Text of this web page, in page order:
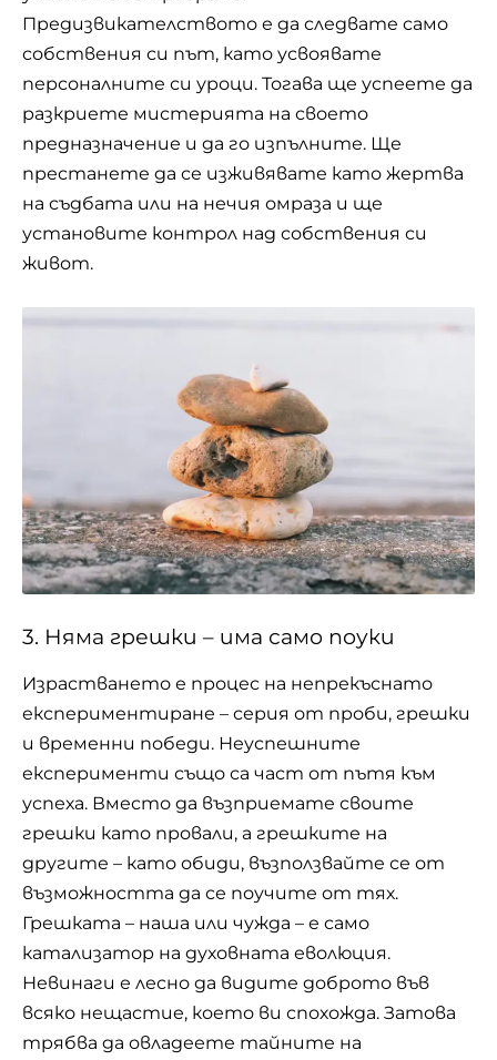
Предизвикателството е да следвате само
собствения си път, като усвоявате
персоналните си уроци. Тогава ще успеете да
разкриете мистерията на своето
предназначение и да го изпълните. Ще
престанете да се изживявате като жертва
на съдбата или на нечия омраза и ще
установите контрол над собствения си
живот.
3. Няма грешки – има само поуки
Израстването е процес на непрекъснато
експериментиране – серия от проби, грешки
и временни победи. Неуспешните
експерименти също са част от пътя към
успеха. Вместо да възприемате своите
грешки като провали, а грешките на
другите – като обиди, възползвайте се от
възможността да се поучите от тях.
Грешката – наша или чужда – е само
катализатор на духовната еволюция.
Невинаги е лесно да видите доброто във
всяко нещастие, което ви спохожда. Затова
трябва да овладеете тайните на